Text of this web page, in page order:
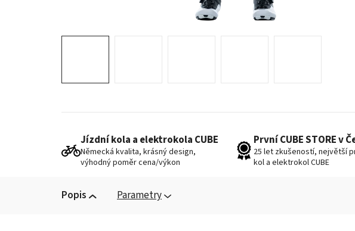
Jízdní kola a elektrokola CUBE
Německá kvalita, krásný design,
výhodný poměr cena/výkon
První CUBE STORE v
25 let zkušeností, největší
kol a elektrokol CUBE
Popis Parametry